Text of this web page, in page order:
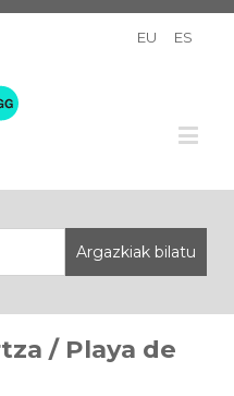
EU ES
/ Playa de